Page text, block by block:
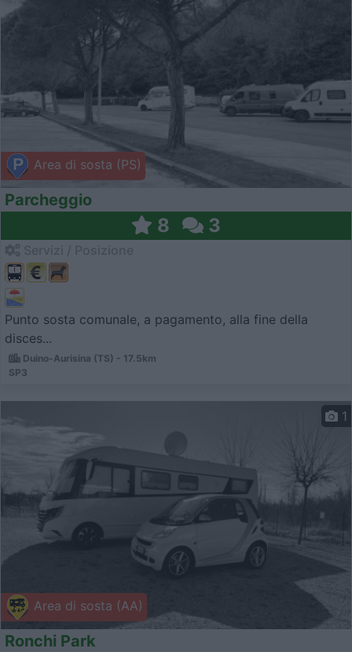
Area di sosta (PS)
Parcheggio
8 3
Punto sosta comunale, a pagamento, alla fine della
disces...
Duino-Aurisina (TS) - 17.5km
SP3
Area di sosta (AA)
1
Ronchi Park